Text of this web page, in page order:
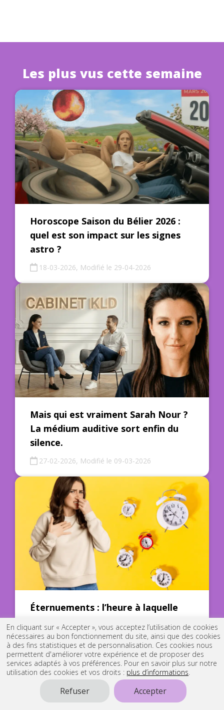
Les plus vus cette semaine
Horoscope Saison du Bélier 2026 :
quel est son impact sur les signes
astro ?
18-03-2026, Modifié le 29-04-2026
Mais qui est vraiment Sarah Nour ?
La médium auditive sort enfin du
silence.
27-02-2026, Modifié le 09-03-2026
Éternuements : l’heure à laquelle
vous éternuez a une signification
29-03-2025, Modifié le 22-04-2025
En cliquant sur « Accepter », vous acceptez l’utilisation de cookies
nécessaires au bon fonctionnement du site, ainsi que des cookies
à des fins statistiques et de personnalisation. Ces cookies nous
permettent d'améliorer votre expérience et de proposer des
services adaptés à vos préférences. Pour en savoir plus sur notre
utilisation des cookies et vos droits : plus d’informations.
Refuser Accepter